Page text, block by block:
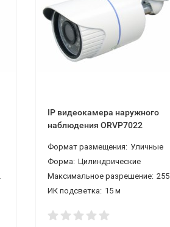
IP видеокамера наружного
наблюдения ORVP7022
Формат размещения: Уличные
Форма: Цилиндрические
Максимальное разрешение: 2550*1440 4 Мп
ИК подсветка: 15 м